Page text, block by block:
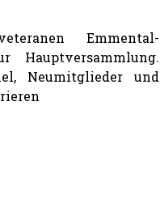
Emmental-
Hauptversammlung.
Neumitglieder und